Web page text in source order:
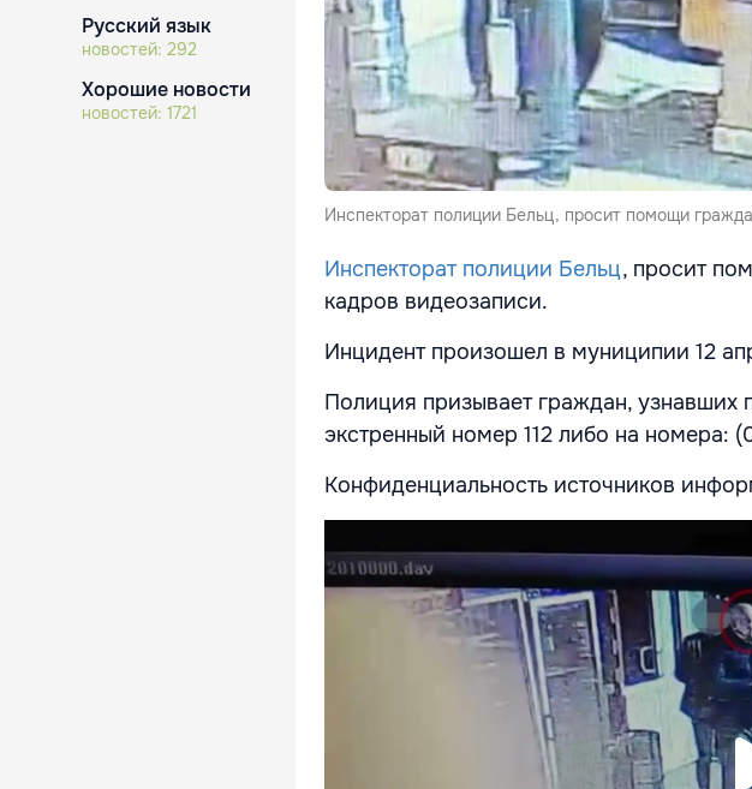
Русский язык
новостей: 292
Хорошие новости
новостей: 1721
Инспекторат полиции Бельц, просит помощи
Инспекторат полиции Бельц, просит
кадров видеозаписи.
Инцидент произошел в муниципии 12
Полиция призывает граждан, узнавших
экстренный номер 112 либо на номера:
Конфиденциальность источников